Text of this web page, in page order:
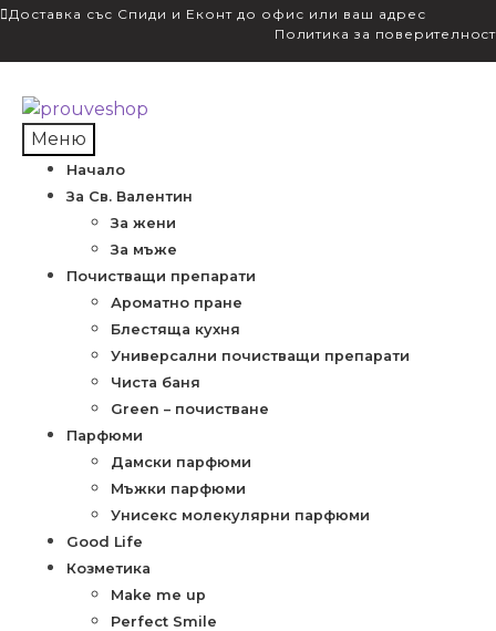
Доставка със Спиди и Еконт до офис или ваш адрес
Политика за поверителност
Skip
to
navigation
Skip
to
content
Меню
Начало
За Св. Валентин
За жени
За мъже
Почистващи препарати
Ароматно пране
Блестяща кухня
Универсални почистващи препарати
Чиста баня
Green – почистване
Парфюми
Дамски парфюми
Мъжки парфюми
Унисекс молекулярни парфюми
Good Life
Козметика
Make me up
Perfect Smile